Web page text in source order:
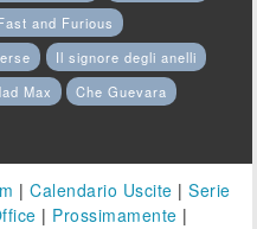
and Furious
Il signore degli anelli
Max
Che Guevara
|Calendario Uscite |Serie
| Prossimamente |